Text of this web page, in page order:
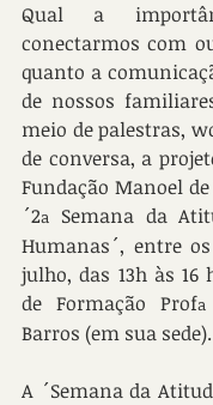
Qual a
conectarmos com
quanto a
de nossos
meio de palestras,
de conversa, a
Fundação Manoel
´2a
Semana da
Humanas´, entre
julho, das 13h às 16
de Formação Profa
Barros (em sua sede).
A ´Semana da